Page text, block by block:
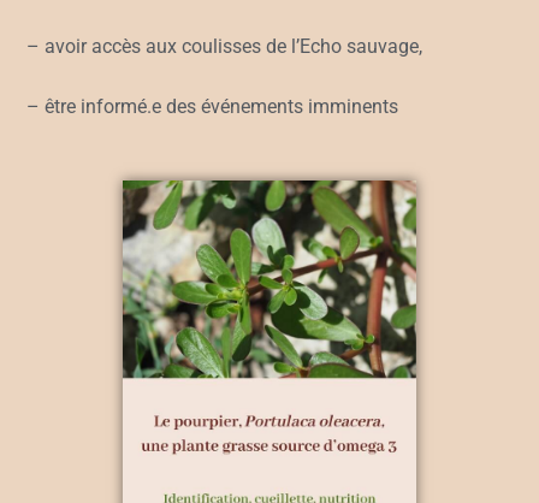
– avoir accès aux coulisses de l’Echo sauvage,
– être informé.e des événements imminents